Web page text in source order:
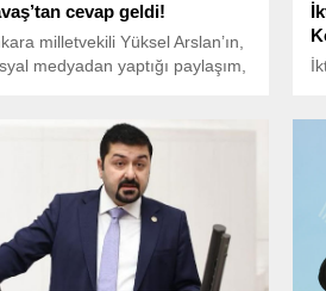
cevap geldi!
milletvekili Yüksel Arslan’ın,
medyadan yaptığı paylaşım,
Büyükşehir Belediyesi
Mansur Yavaş cevap verdi.